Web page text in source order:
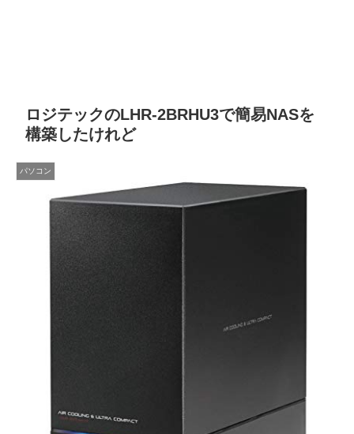
ロジテックのLHR-2BRHU3で簡易NASを
構築したけれど
パソコン